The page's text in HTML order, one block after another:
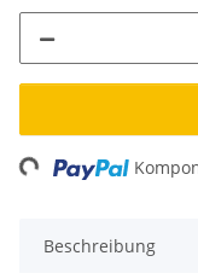
Beschreibung